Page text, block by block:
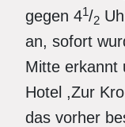
gegen 41/2
an, sofort
Mitte erkannt
Hotel ,Zur
das vorher